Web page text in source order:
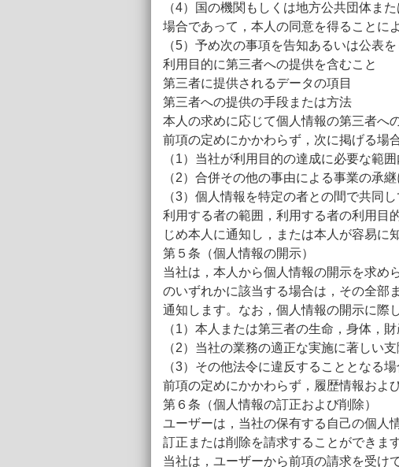
（4）国の機関もしくは地方公共団体ま
場合であって，本人の同意を得ることに
（5）予め次の事項を告知あるいは公表
利用目的に第三者への提供を含むこと
第三者に提供されるデータの項目
第三者への提供の手段または方法
本人の求めに応じて個人情報の第三者へ
前項の定めにかかわらず，次に掲げる場
（1）当社が利用目的の達成に必要な範
（2）合併その他の事由による事業の承
（3）個人情報を特定の者との間で共同
利用する者の範囲，利用する者の利用目
じめ本人に通知し，または本人が容易に
第５条（個人情報の開示）
当社は，本人から個人情報の開示を求め
のいずれかに該当する場合は，その全部
通知します。なお，個人情報の開示に際
（1）本人または第三者の生命，身体，
（2）当社の業務の適正な実施に著しい
（3）その他法令に違反することとなる場
前項の定めにかかわらず，履歴情報およ
第６条（個人情報の訂正および削除）
ユーザーは，当社の保有する自己の個人
訂正または削除を請求することができます
当社は，ユーザーから前項の請求を受け